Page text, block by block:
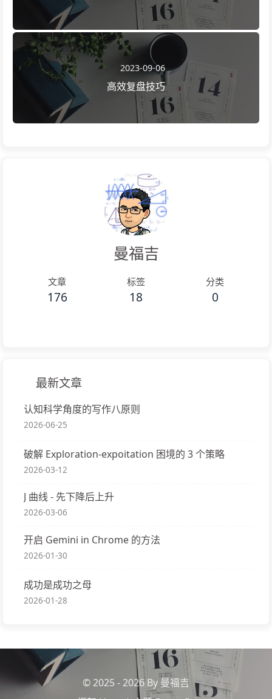
2023-09-06
高效复盘技巧
曼福吉
文章
176
标签
18
分类
0
最新文章
认知科学角度的写作八原则
2026-06-25
破解 Exploration-expoitation 困境的 3 个策略
2026-03-12
J 曲线 - 先下降后上升
2026-03-06
开启 Gemini in Chrome 的方法
2026-01-30
成功是成功之母
2026-01-28
© 2025 - 2026 By 曼福吉